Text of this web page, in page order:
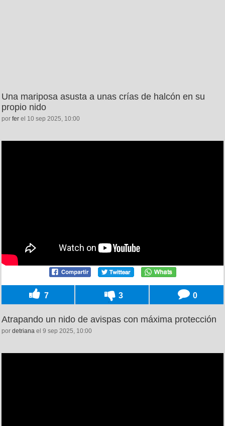
Una mariposa asusta a unas crías de halcón en su
propio nido
por fer el 10 sep 2025, 10:00
7 3 0
Atrapando un nido de avispas con máxima protección
por detriana el 9 sep 2025, 10:00